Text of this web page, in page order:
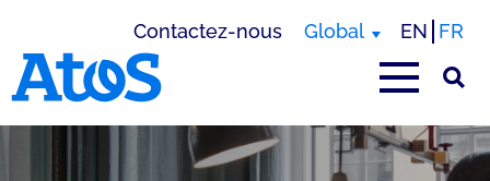
Contactez-nous Global EN FR